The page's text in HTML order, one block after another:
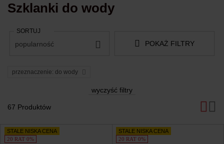
Szklanki do wody
67 Produktów
POKAŻ FILTRY
przeznaczenie: do wody
wyczyść filtry
SORTUJ
popularność
Produkty
STALE NISKA CENA
20 RAT 0%
STALE NISKA CENA
20 RAT 0%